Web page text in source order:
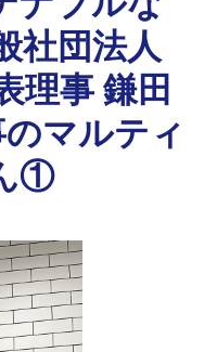
社団法人
理事 鎌田
マルティ
①